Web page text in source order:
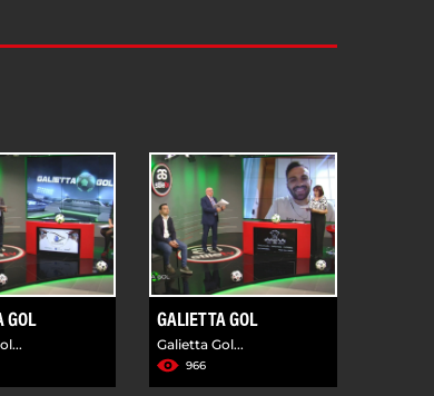
GOL GALIETTA GOL
Galietta Gol...
966